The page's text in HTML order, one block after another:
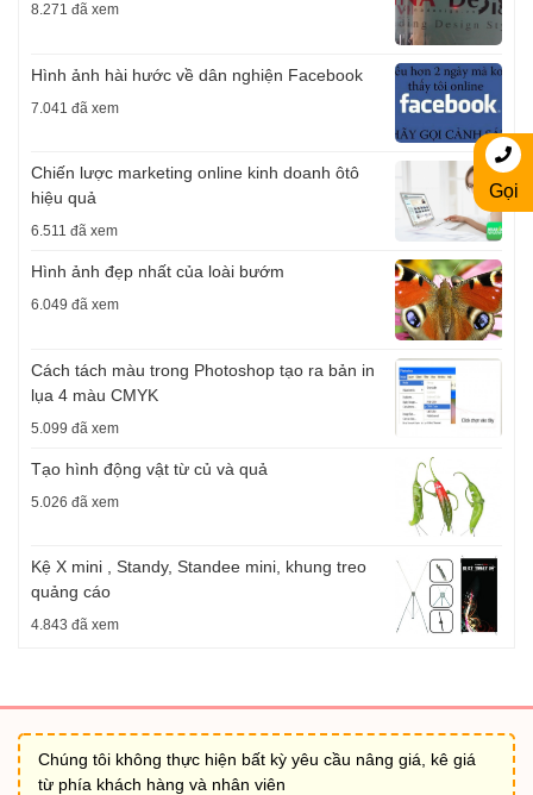
8.271 đã xem
Hình ảnh hài hước về dân nghiện Facebook
7.041 đã xem
Chiến lược marketing online kinh doanh ôtô
hiệu quả
6.511 đã xem
Hình ảnh đẹp nhất của loài bướm
6.049 đã xem
Cách tách màu trong Photoshop tạo ra bản in
lụa 4 màu CMYK
5.099 đã xem
Tạo hình động vật từ củ và quả
5.026 đã xem
Kệ X mini , Standy, Standee mini, khung treo
quảng cáo
4.843 đã xem
Chúng tôi không thực hiện bất kỳ yêu cầu nâng giá, kê giá
từ phía khách hàng và nhân viên
Gọi